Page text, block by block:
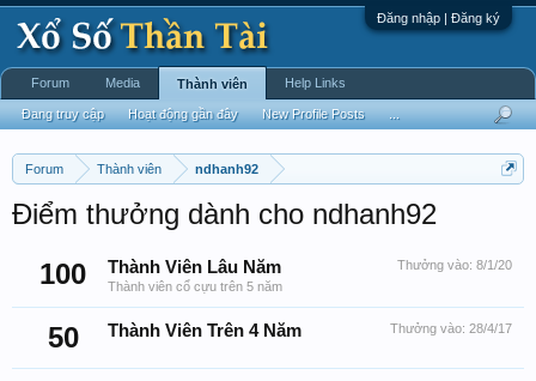
Đăng nhập | Đăng ký
Forum Thành viên ndhanh92
Điểm thưởng dành cho ndhanh92
100
Thưởng vào: 8/1/20
Thành Viên Lâu Năm
Thành viên cổ cựu trên 5 năm
50 Thưởng vào: 28/4/17
Thành Viên Trên 4 Năm
Forum Media Thành viên
Đang truy cập Hoạt động gần đây New Profile Posts
Help Links